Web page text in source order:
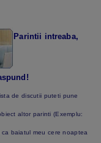
Parintii intreaba,
de discutii puteti pune
altor parinti (Exemplu:
ca baiatul meu cere noaptea